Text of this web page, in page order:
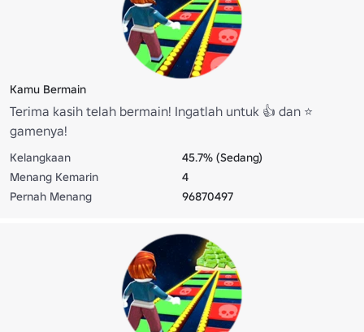
Kamu Bermain
Terima kasih telah bermain! Ingatlah untuk 👍 dan ⭐️
gamenya!
Kelangkaan
45.7% (Sedang)
Menang Kemarin
4
Pernah Menang
96870497